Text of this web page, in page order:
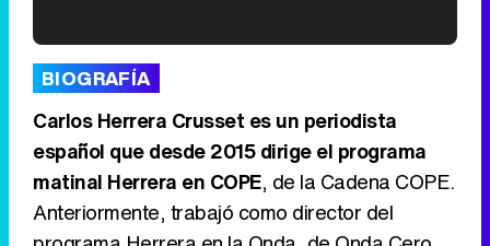
Tráiler de '33 días', la nueva serie de Atresplayer con Julián Villagrán y José Manuel Poga
BIOGRAFÍA
Carlos Herrera Crusset es un periodista
español que desde 2015 dirige el programa
matinal Herrera en COPE, de la Cadena COPE.
Anteriormente, trabajó como director del